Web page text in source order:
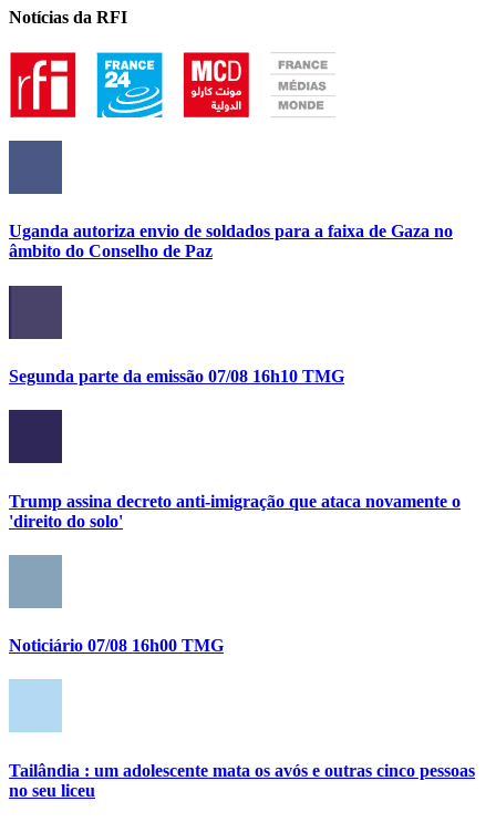
Notícias da RFI
Uganda autoriza envio de soldados para a faixa de Gaza no
âmbito do Conselho de Paz
Segunda parte da emissão 07/08 16h10 TMG
Trump assina decreto anti-imigração que ataca novamente o
'direito do solo'
Noticiário 07/08 16h00 TMG
Tailândia : um adolescente mata os avós e outras cinco pessoas
no seu liceu